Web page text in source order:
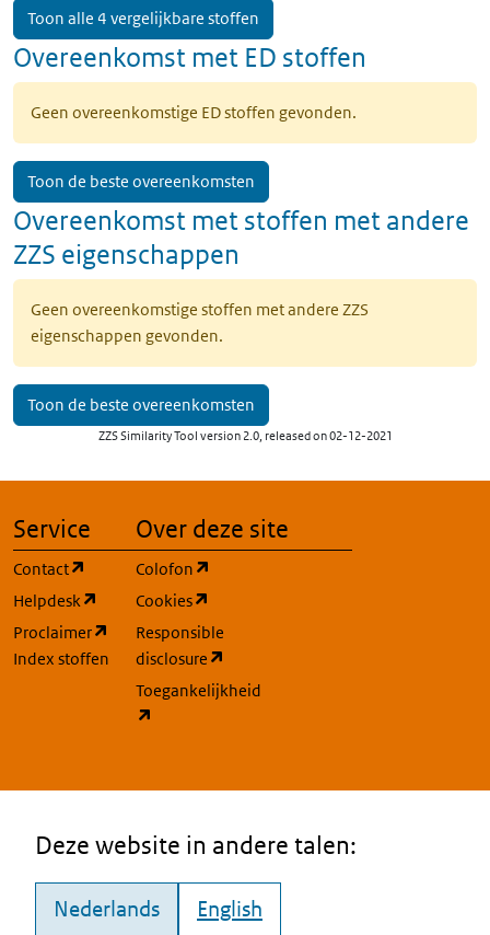
Toon alle 4 vergelijkbare stoffen
Overeenkomst met ED stoffen
Geen overeenkomstige ED stoffen gevonden.
Toon de beste overeenkomsten
Overeenkomst met stoffen met andere
ZZS eigenschappen
Geen overeenkomstige stoffen met andere ZZS
eigenschappen gevonden.
Toon de beste overeenkomsten
ZZS Similarity Tool version 2.0, released on 02-12-2021
Service
Contact
(opent in een nieuw tabblad)
Helpdesk
(opent in een nieuw tabblad)
Proclaimer
(opent in een nieuw tabblad)
Index stoffen
Over deze site
Colofon
Cookies
Responsible
disclosure
Toegankelijkheid
Deze website in andere talen:
Nederlands English